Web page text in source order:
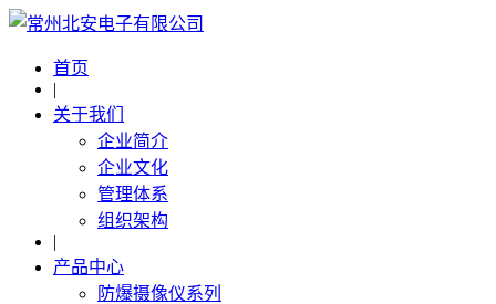
首页
|
关于我们
企业简介
企业文化
管理体系
组织架构
|
产品中心
防爆摄像仪系列